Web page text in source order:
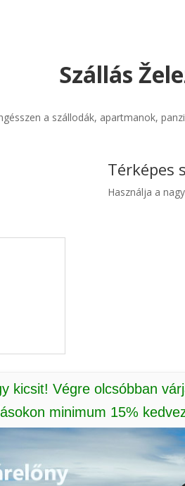
Szállás
a szállodák, apartmanok,
Térképes
Használja a
kicsit! Végre olcsóbban
minimum 15%